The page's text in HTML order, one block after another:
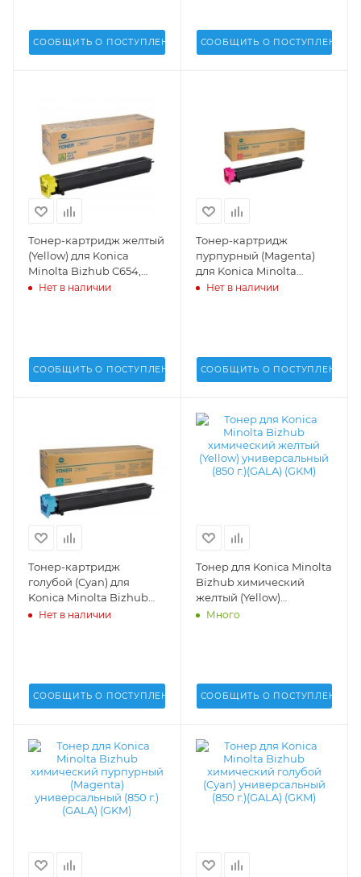
СООБЩИТЬ О ПОСТУПЛЕНИИ СООБЩИТЬ О ПОСТУПЛЕНИИ
Тонер-картридж желтый
(Yellow) для Konica
Minolta Bizhub C654,
C754 (TN-711Y) - A3VU250
Нет в наличии
СООБЩИТЬ О ПОСТУПЛЕНИИ
Тонер-картридж
пурпурный (Magenta)
для Konica Minolta
Bizhub C654, C754 (TN-
Нет в наличии
СООБЩИТЬ О ПОСТУПЛЕНИИ
Тонер-картридж
голубой (Cyan) для
Konica Minolta Bizhub
C654, C754 (TN-711C) -
Нет в наличии
СООБЩИТЬ О ПОСТУПЛЕНИИ
Тонер для Konica Minolta
Bizhub химический
желтый (Yellow)
универсальный (850 г.)
Много
СООБЩИТЬ О ПОСТУПЛЕНИИ